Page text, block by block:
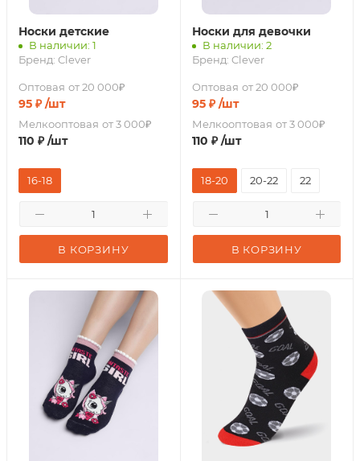
Носки детские
В наличии: 1
Бренд: Clever
Оптовая от 20 000₽
95 ₽ /шт
Мелкооптовая от 3 000₽
110 ₽ /шт
В КОРЗИНУ
16-18
Носки для девочки
В наличии: 2
Бренд: Clever
Оптовая от 20 000₽
95₽ /шт
Мелкооптовая от 3 000₽
110 ₽ /шт
В КОРЗИНУ
18-20 20-22 22